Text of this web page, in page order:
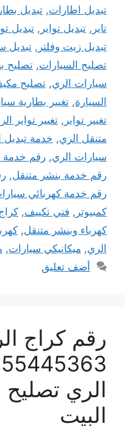
تبديل اطارات, تبديل
تاير , تبديل تواير , تبديل
تبديل زيت وفلتر , تبديل
تصليح السيارات, تصليح
سيارات الري, تصليح
السيارة, تغيير بطارية
تغيير تواير , تغيير تواير
متنقل الري, خدمة تبديل
سيارات الري, رقم خدمة
رقم خدمة بنشر متنقل,
رقم خدمة كهربائي
كمبيوتر , فني تكييف,
كهرباء وبنشر متنقل,
الري, ميكانيكي سيارات,
أضف تعليق
رقم كراج
الري تصليح
البيت